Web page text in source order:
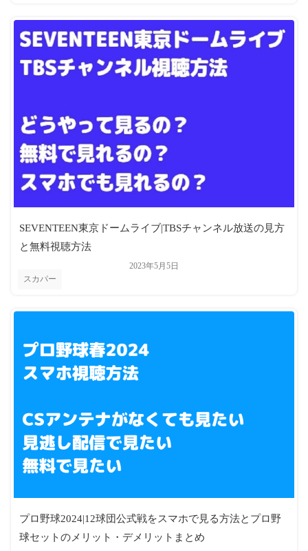
スカパー
2023年5月5日
SEVENTEEN東京ドームライブ|TBSチャンネル放送の見方
と無料視聴方法
プロ野球2024|12球団公式戦をスマホで見る方法とプロ野
球セットのメリット・デメリットまとめ